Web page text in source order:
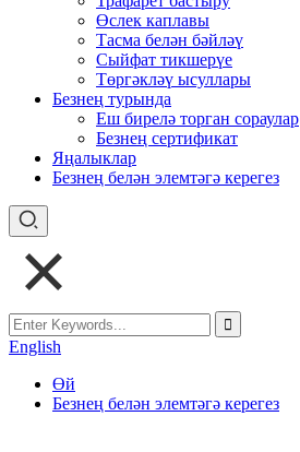
Өслек каплавы
Тасма белән бәйләү
Сыйфат тикшерүе
Төргәкләү ысуллары
Безнең турында
Еш бирелә торган сораулар
Безнең сертификат
Яңалыклар
Безнең белән элемтәгә керегез
English
Өй
Безнең белән элемтәгә керегез